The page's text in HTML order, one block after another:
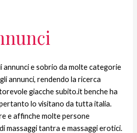
annunci e sobrio da molte categorie
annunci, rendendo la ricerca
giacche subito.it benche ha
lo visitano da tutta italia.
e affinche molte persone
massaggi tantra e massaggi erotici.